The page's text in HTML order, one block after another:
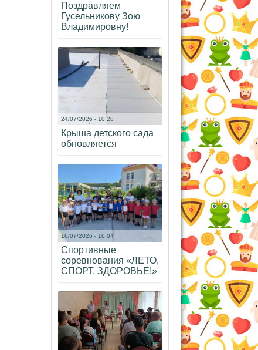
Поздравляем
Гусельникову Зою
Владимировну!
24/07/2026 - 10:28
Крыша детского сада
обновляется
16/07/2026 - 16:04
Спортивные
соревнования «ЛЕТО,
СПОРТ, ЗДОРОВЬЕ!»